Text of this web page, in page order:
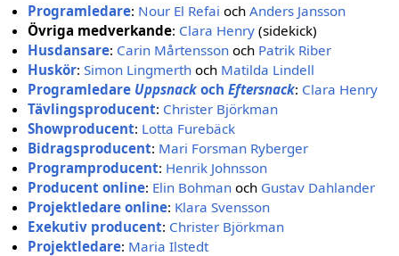
Programledare: Nour El Refai ochAnders Jansson
Övriga medverkande: Clara Henry (sidekick)
Husdansare: Carin Mårtensson och Patrik Riber
Huskör:Simon Lingmerth och Matilda Lindell
Programledare Uppsnack ochEftersnack: Clara Henry
Tävlingsproducent: Christer Björkman
Showproducent: Lotta Furebäck
Bidragsproducent: Mari Forsman Ryberger
Programproducent: Henrik Johnsson
Producent online: Elin Bohman och Gustav Dahlander
Projektledare online: Klara Svensson
Exekutiv producent: Christer Björkman
Projektledare: Maria Ilstedt